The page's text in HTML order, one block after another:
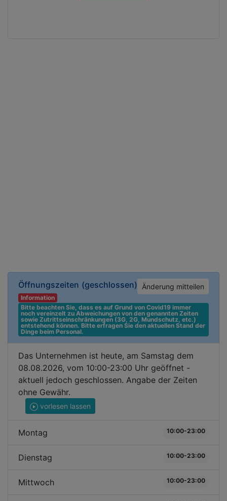
Öffnungszeiten (geschlossen) Änderung mitteilen
Information
Bitte beachten Sie, dass es auf Grund von Covid19 immer
noch vereinzelt zu Abweichungen von den genannten Zeiten
sowie Zutrittseinschränkungen (3G, 2G, Mundschutz, etc.)
entstehend können. Bitte erfragen Sie den aktuellen Stand der
Dinge beim Personal.
Das Unternehmen ist heute, am Samstag dem
08.08.2026, vom 10:00-23:00 Uhr geöffnet -
aktuell jedoch geschlossen. Angabe der Zeiten
ohne Gewähr.
vorlesen lassen
Montag 10:00-23:00
Dienstag 10:00-23:00
Mittwoch 10:00-23:00